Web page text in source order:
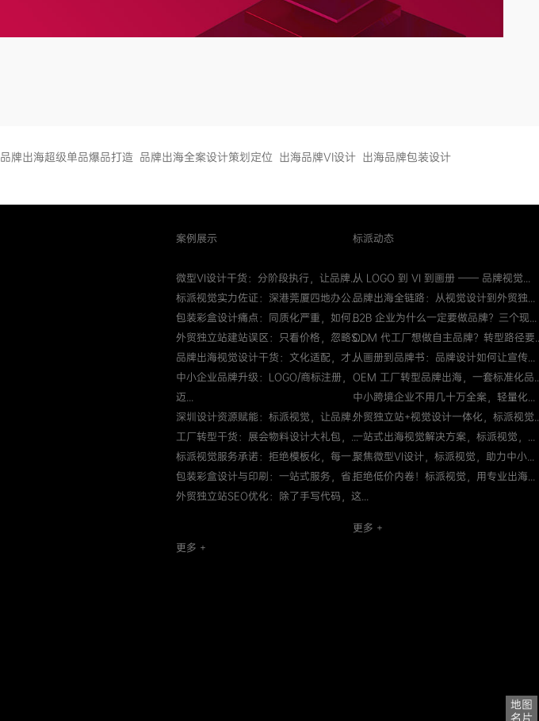
品牌出海超级单品爆品打造 品牌出海全案设计策划定位 出海品牌VI设计 出海品牌包装设计
案例展示
微型VI设计干货：分阶段执行，让品牌...
标派视觉实力佐证：深港莞厦四地办公...
包装彩盒设计痛点：同质化严重，如何...
外贸独立站建站误区：只看价格，忽略S...
品牌出海视觉设计干货：文化适配，才...
中小企业品牌升级：LOGO/商标注册，
迈...
深圳设计资源赋能：标派视觉，让品牌...
工厂转型干货：展会物料设计大礼包，...
标派视觉服务承诺：拒绝模板化，每一...
包装彩盒设计与印刷：一站式服务，省...
外贸独立站SEO优化：除了手写代码，这...
更多 +
标派动态
从 LOGO 到 VI 到画册 —— 品牌视觉...
品牌出海全链路：从视觉设计到外贸独...
B2B 企业为什么一定要做品牌？三个现...
ODM 代工厂想做自主品牌？转型路径要
从画册到品牌书：品牌设计如何让宣传...
OEM 工厂转型品牌出海，一套标准化品
中小跨境企业不用几十万全案，轻量化...
外贸独立站+视觉设计一体化，标派视觉
一站式出海视觉解决方案，标派视觉，...
聚焦微型VI设计，标派视觉，助力中小...
拒绝低价内卷！标派视觉，用专业出海...
更多 +
地图
名片